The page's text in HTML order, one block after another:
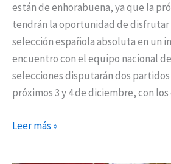
están de enhorabuena, ya que la
tendrán la oportunidad de disfrutar
selección española absoluta en un
encuentro con el equipo nacional
selecciones disputarán dos
próximos 3 y 4 de diciembre, con
Leer más »